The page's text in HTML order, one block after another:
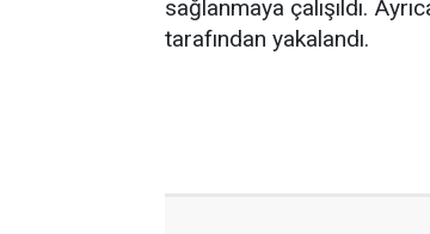
sağlanmaya çalışıldı.
tarafından yakalandı.